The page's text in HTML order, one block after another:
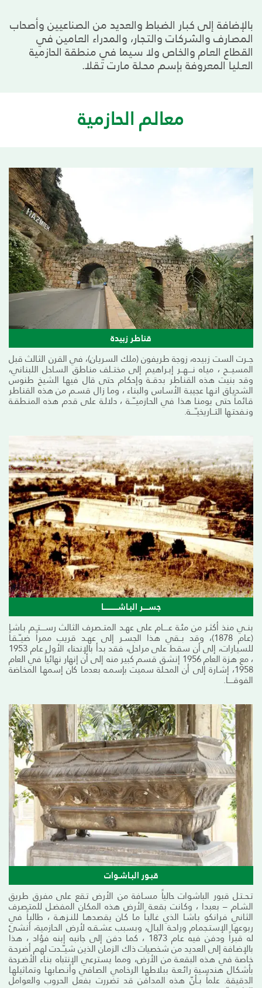
بالإضافة إلى كبـار الضباط والعديد من الصناعيين وأصحاب
المصـارف والشركـات والتـجـار، والمدراء العـامين في
القطاع العـام والخـاص ولا سيما في منطقة الحازمية
العـليـا المعروفة بإسم محـلة مـارت تـقلا.
معالم الحازمية
قناطر زبيدة
جــرت الست زبيده، زوجة طريفون (ملك السريـان)، في القرن الثـالث قبل
المسيـــح ، ميـاه نــــهــر إبـراهيم إلى مختــلف منـاطق السـاحل اللبنـاني،
وقد بنيت هذه القنـاطر بدقــة وإحكـام حتى قال فيهـا الشيخ طنوس
الشديـاق انـهـا عجيبـة الأسـاس والبنـاء ، ومـا زال قسـم من هذه القنـاطر
قـائمـاً حتى يومنـا هذا في الحـازميــّـــة ، دلالـة على قدم هذه المنـطقـة
ونـفحتـها التـــاريخيـّــــة.
جســــر البـاشــــــــــــا
بنــي منذ أكثـر من مئـة عـــــام على عهـد المتــصرف الثـالث رســــتــم بـاشـا
(عـام 1878)، وقد بــقي هذا الجسـر إلى عهـد قريب ممراً ضيـّــقـاً
للسيـارات، إلى أن سقط على مراحل، فقد بدأ بالإنحناء الأول عـام 1953
، مع هزة العام 1956 إنشق قسم كبير منه إلى أن إنهار نهائياً في العام
1958، إشـارة إلى أن المحـلة سميت بإسمـه بعدمـا كان إسمهـا المخـاضة
الفوقـــــا.
قبـور البـاشـوات
تـحــتـل قبور الباشوات حالياً مسـافة من الأرض تـقع على مفرق طريق
الشـام – بعبدا ، وكـانت بقعـة الأرض هذه المكـان المفضـل للمتـصرف
الثـاني فرانكو بـاشـا الذي غـالبـاً مـا كـان يقصدهـا للنـزهـة ، طالبـاً في
ربوعهـا الإستـجمـام وراحـة البـال، وبسبب عشـقـه لأرض الحـازمية، أنشئ
له قبراً ودفن فيه عـام 1873 ، كمـا دفن إلى جانبه إبنه فؤاد ، هذا
بالإضـافة إلى العديد من شخصيات ذاك الزمـان الذين شيـّــدت لهم أضرحـة
خـاصة في هذه البقعـة من الأرض، ومما يسترعي الإنتباه بنـاء الأضـرحة
بأشكـال هندسية رائـعـة ببلاطهـا الرخـامي الصـافي وأنـصـابهـا وتمـاثيلهـا
الدقيقة. علماً بــأنّ هذه المدافن قد تضررت بفعل الحروب والعوامل